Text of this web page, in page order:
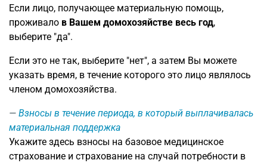
Если лицо, получающее материальную помощь,
проживало в Вашем домохозяйстве весь год,
выберите "да".
Если это не так, выберите "нет", а затем Вы можете
указать время, в течение которого это лицо являлось
членом домохозяйства.
Взносы в течение периода, в который выплачивалась
материальная поддержка
Укажите здесь взносы на базовое медицинское
страхование и страхование на случай потребности в